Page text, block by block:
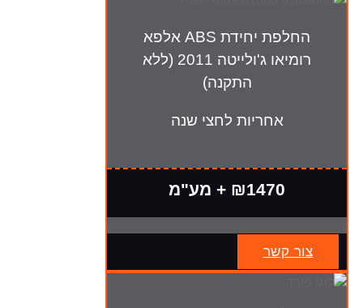
החלפת יחידת ABS אלפא
רומיאו ג'ולייטה 2011 (ללא
התקנה)
אחריות לחצי שנה
₪1470 + מע"מ
צור קשר